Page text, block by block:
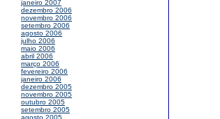
janeiro 2007
dezembro 2006
novembro 2006
setembro 2006
agosto 2006
julho 2006
maio 2006
abril 2006
março 2006
fevereiro 2006
janeiro 2006
dezembro 2005
novembro 2005
outubro 2005
setembro 2005